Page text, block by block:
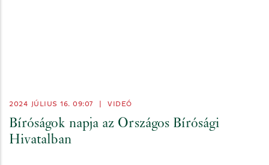
2024 JÚLIUS 16. 09:07 VIDEÓ
Bíróságok napja az Országos Bírósági
Hivatalban